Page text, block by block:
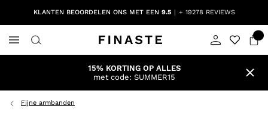
KLANTEN BEOORDELEN ONS MET EEN 9.5 + 19278 REVIEWS
15% KORTING OP ALLES
met code: SUMMER15
Fijne armbanden